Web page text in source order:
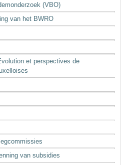
(VBO)
van het BWRO
et perspectives de
van subsidies